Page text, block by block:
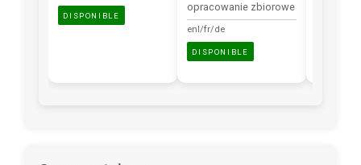
DISPONIBLE
opracowanie zbiorowe
enl/fr/de
DISPONIBLE